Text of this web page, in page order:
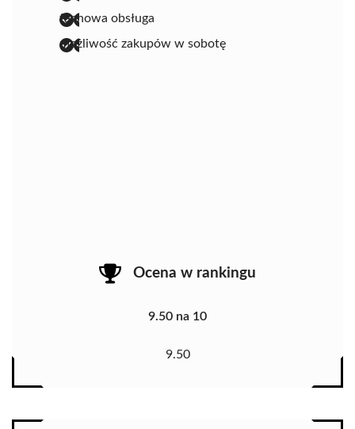
fachowa obsługa
możliwość zakupów w sobotę
Ocena w rankingu
9.50 na 10
9.50